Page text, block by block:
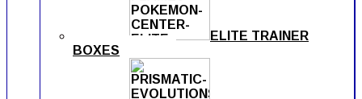
ELITE TRAINER
BOXES